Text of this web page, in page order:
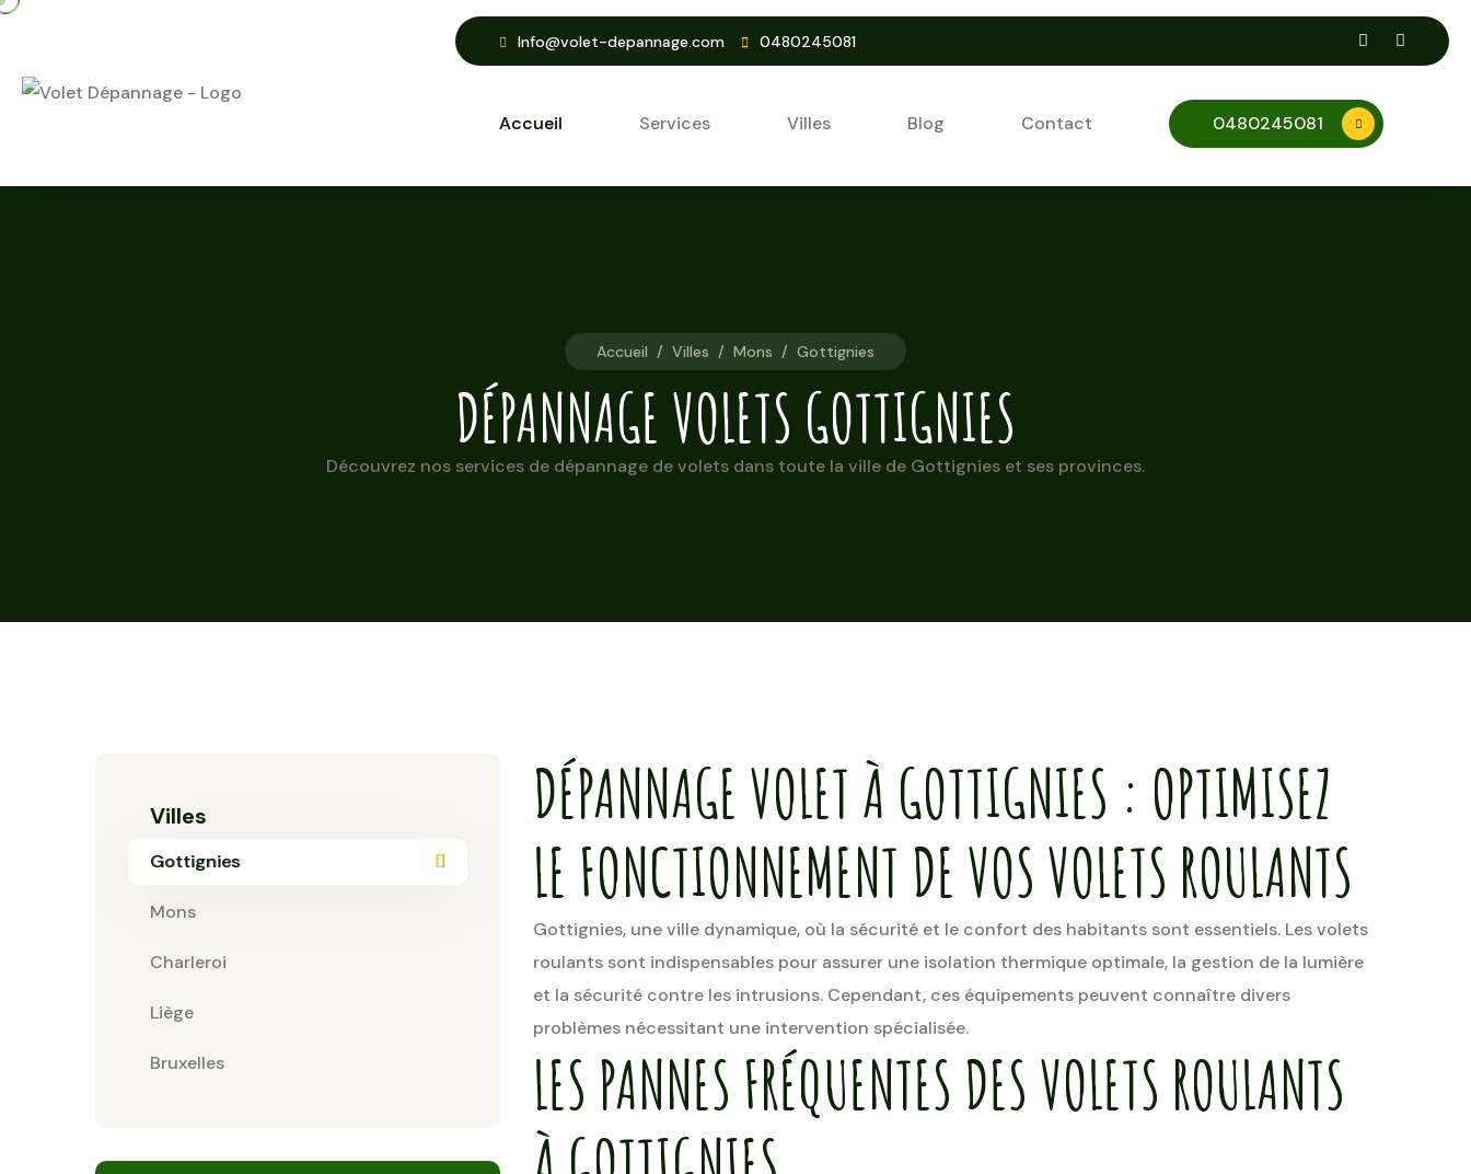
Info@volet-depannage.com 0480245081
Accueil Services Villes Blog Contact 0480245081
Accueil / Villes / Mons / Gottignies
DÉPANNAGE VOLETS GOTTIGNIES
Découvrez nos services de dépannage de volets dans toute la ville de Gottignies et ses provinces.
Villes
Gottignies
Mons
Charleroi
Liège
Bruxelles
DÉPANNAGE VOLET À GOTTIGNIES : OPTIMISEZ
LE FONCTIONNEMENT DE VOS VOLETS ROULANTS
Gottignies, une ville dynamique, où la sécurité et le confort des habitants sont essentiels. Les volets
roulants sont indispensables pour assurer une isolation thermique optimale, la gestion de la lumière
et la sécurité contre les intrusions. Cependant, ces équipements peuvent connaître divers
problèmes nécessitant une intervention spécialisée.
LES PANNES FRÉQUENTES DES VOLETS ROULANTS